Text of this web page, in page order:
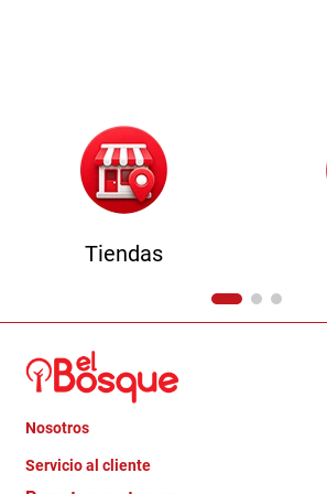
Tiendas
Nosotros
Quienes somos
Servicio al cliente